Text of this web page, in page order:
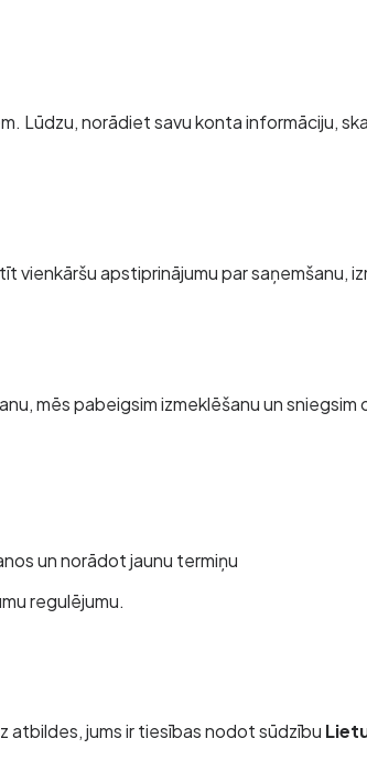
Lūdzu, norādiet savu konta informāciju,
vienkāršu apstiprinājumu par saņemšanu,
mēs pabeigsim izmeklēšanu un
un norādot jaunu termiņu
regulējumu.
atbildes, jums ir tiesības nodot sūdzību